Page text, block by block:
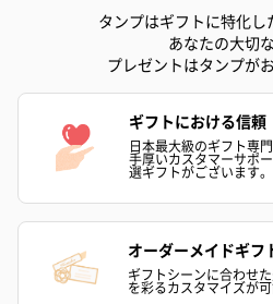
タンプはギフトに特化し
あなたの大切な
プレゼントはタンプが
ギフトにおける信頼
日本最大級のギフト専
手厚いカスタマーサポ
選ギフトがございます。
オーダーメイドギフ
ギフトシーンに合わせ
を彩るカスタマイズが可